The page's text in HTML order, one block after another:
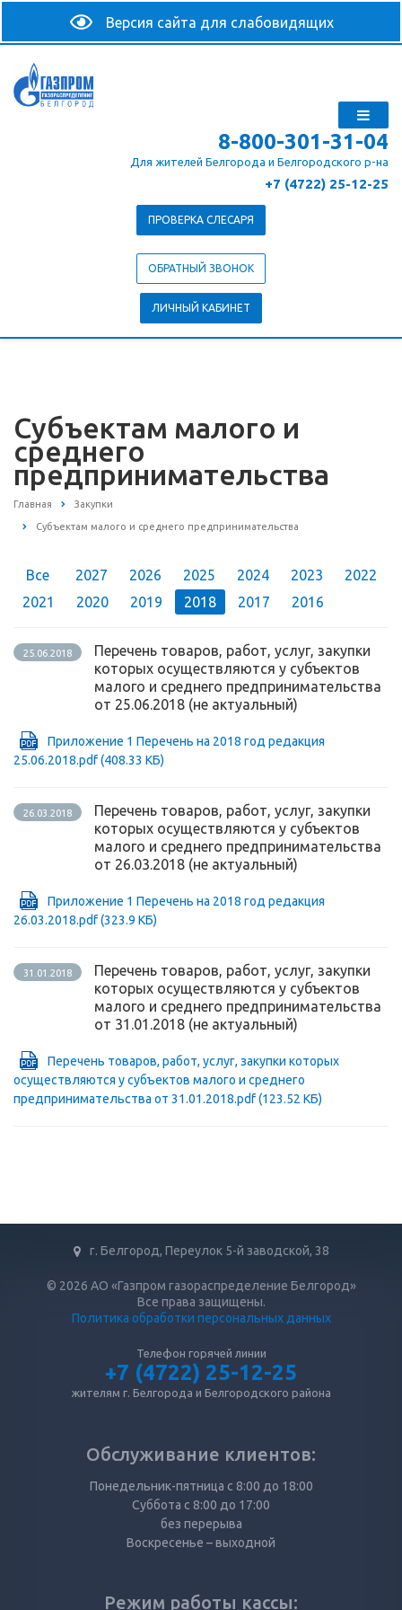
8-800-301-31-04
Для жителей Белгорода и Белгородского р-на
+7 (4722) 25-12-25
ПРОВЕРКА СЛЕСАРЯ
ОБРАТНЫЙ ЗВОНОК
ЛИЧНЫЙ КАБИНЕТ
Субъектам малого и
среднего
предпринимательства
Главная Закупки
Субъектам малого и среднего предпринимательства
Все 2027 2026 2025 2024 2023
2022
2021
2020 2019 2018 2017 2016
25.06.2018
Перечень товаров, работ, услуг, закупки
которых осуществляются у субъектов
малого и среднего предпринимательства
от 25.06.2018 (не актуальный)
Приложение 1 Перечень на 2018 год редакция
25.06.2018.pdf(408.33 КБ)
26.03.2018
Перечень товаров, работ, услуг, закупки
которых осуществляются у субъектов
малого и среднего предпринимательства
от 26.03.2018 (не актуальный)
Приложение 1 Перечень на 2018 год редакция
26.03.2018.pdf(323.9 КБ)
31.01.2018
Перечень товаров, работ, услуг, закупки
которых осуществляются у субъектов
малого и среднего предпринимательства
от 31.01.2018 (не актуальный)
Перечень товаров, работ, услуг, закупки которых
осуществляются у субъектов малого и среднего
предпринимательства от 31.01.2018.pdf(123.52 КБ)
г. Белгород, Переулок 5-й заводской, 38
© 2026 АО «Газпром газораспределение Белгород»
Все права защищены.
Политика обработки персональных данных
Телефон горячей линии
+7 (4722) 25-12-25
жителям г. Белгорода и Белгородского района
Обслуживание клиентов:
Понедельник-пятница с 8:00 до 18:00
Суббота с 8:00 до 17:00
без перерыва
Воскресенье – выходной
Режим работы кассы: